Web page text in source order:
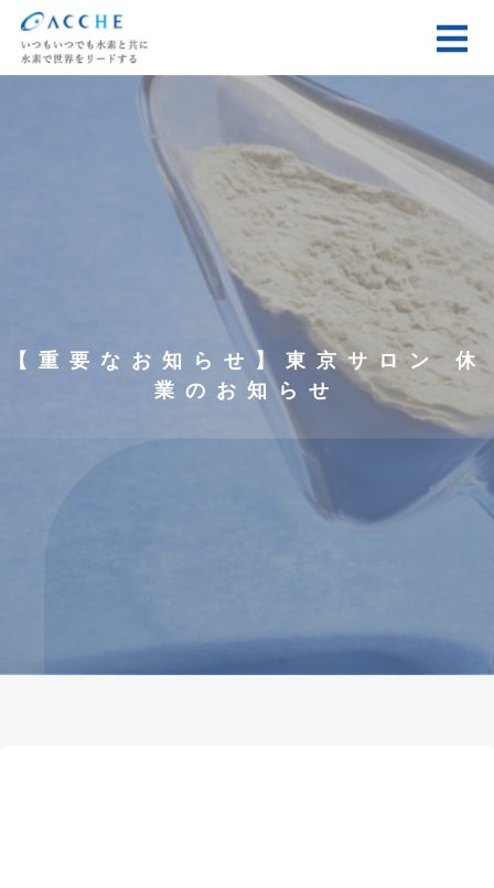
【重要なお知らせ】東京サロン 休
業のお知らせ